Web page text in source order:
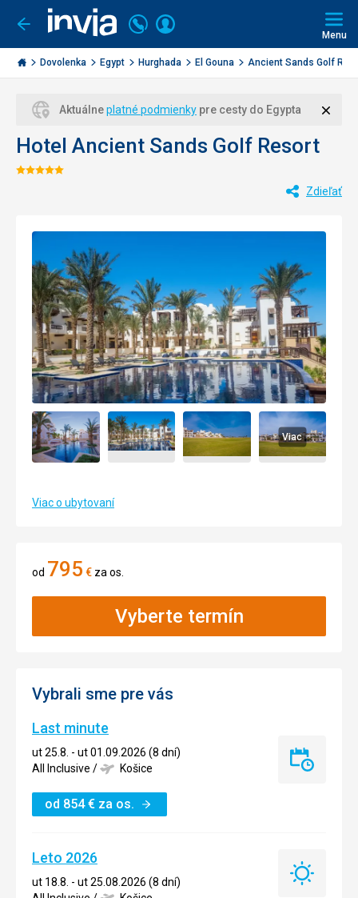
Ísť
späť
Invia.sk
Volajte
+421
2
3221
Prihlásiť
Menu
Dovolenka Egypt Hurghada El Gouna Ancient Sands Golf
Aktuálneplatné podmienky pre cesty do Egypta
Hotel Ancient Sands Golf Resort
Hodnotenie:
Zdieľať
Viac
Viac o ubytovaní
od 795 € za os.
Vyberte termín
Vybrali sme pre vás
Last minute
ut 25.8. - ut 01.09.2026 (8 dní)
All Inclusive / Košice
od 854€ za os.
Last
Leto 2026
ut 18.8. - ut 25.08.2026 (8 dní)
Leto